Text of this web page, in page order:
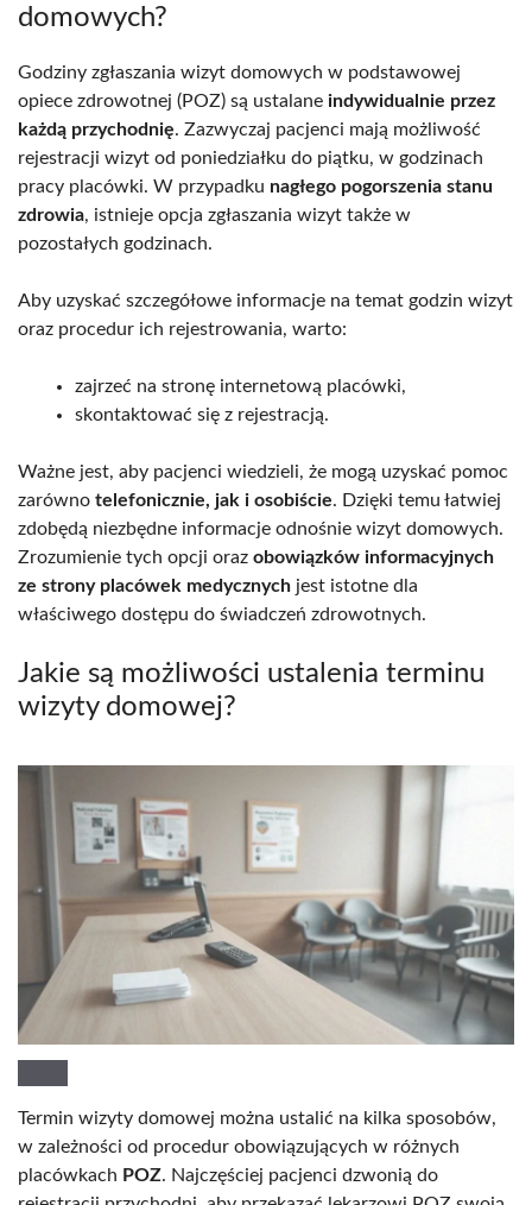
domowych?
Godziny zgłaszania wizyt domowych w podstawowej
opiece zdrowotnej (POZ) są ustalane indywidualnie przez
każdą przychodnię. Zazwyczaj pacjenci mają możliwość
rejestracji wizyt od poniedziałku do piątku, w godzinach
pracy placówki. W przypadku nagłego pogorszenia stanu
zdrowia, istnieje opcja zgłaszania wizyt także w
pozostałych godzinach.
Aby uzyskać szczegółowe informacje na temat godzin wizyt
oraz procedur ich rejestrowania, warto:
zajrzeć na stronę internetową placówki,
skontaktować się z rejestracją.
Ważne jest, aby pacjenci wiedzieli, że mogą uzyskać pomoc
zarówno telefonicznie, jak i osobiście. Dzięki temu łatwiej
zdobędą niezbędne informacje odnośnie wizyt domowych.
Zrozumienie tych opcji oraz obowiązków informacyjnych
ze strony placówek medycznych jest istotne dla
właściwego dostępu do świadczeń zdrowotnych.
Jakie są możliwości ustalenia terminu
wizyty domowej?
Termin wizyty domowej można ustalić na kilka sposobów,
w zależności od procedur obowiązujących w różnych
placówkach POZ. Najczęściej pacjenci dzwonią do